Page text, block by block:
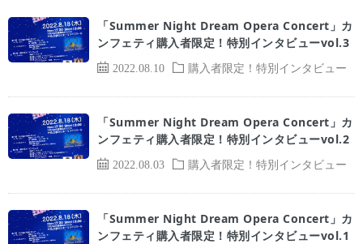
2022.08.10 購入者限定！特別インタビュー
「Summer Night Dream Opera Concert」カ
ンフェティ購入者限定！特別インタビューvol.3
2022.08.03 購入者限定！特別インタビュー
「Summer Night Dream Opera Concert」カ
ンフェティ購入者限定！特別インタビューvol.2
「Summer Night Dream Opera Concert」カ
ンフェティ購入者限定！特別インタビューvol.1